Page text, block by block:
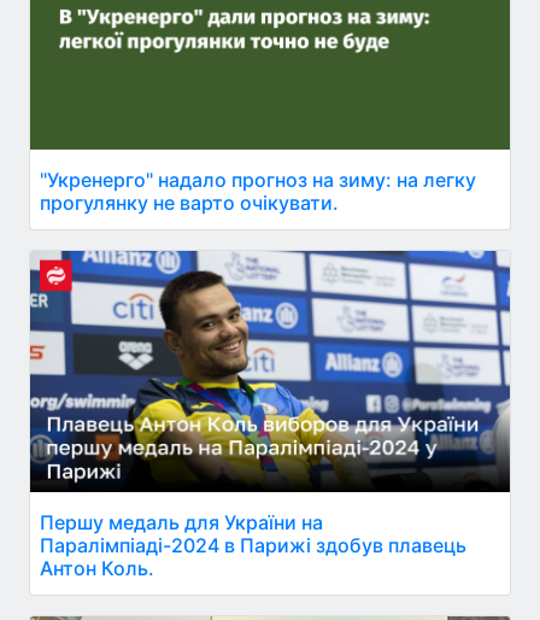
"Укренерго" надало прогноз на зиму: на легку
прогулянку не варто очікувати.
Першу медаль для України на
Паралімпіаді-2024 в Парижі здобув плавець
Антон Коль.